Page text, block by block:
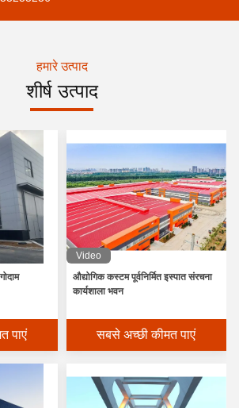
हमारे उत्पाद
शीर्ष उत्पाद
पाएं
Video
औद्योगिक कस्टम पूर्वनिर्मित इस्पात संरचना
कार्यशाला भवन
सबसे अच्छी कीमत पाएं